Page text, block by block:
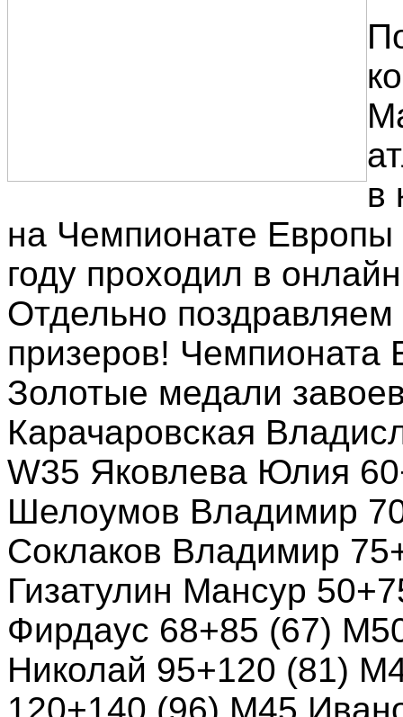
в
на Чемпионате Европы
году проходил в
Отдельно
призеров! Чемпионата
Золотые медали
Карачаровская
W35 Яковлева Юлия
Шелоумов Владимир
Соклаков Владимир
Гизатулин Мансур
Фирдаус 68+85 (67)
Николай 95+120 (81)
120+140 (96) М45